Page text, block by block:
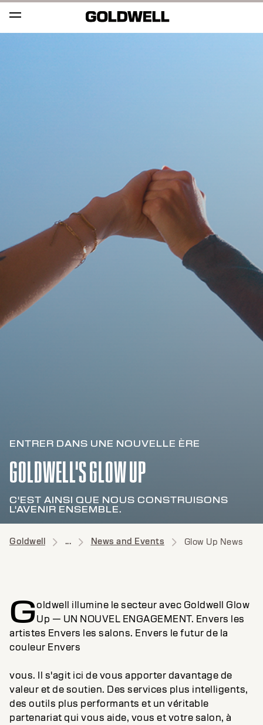
ENTRER DANS UNE NOUVELLE ÈRE
GOLDWELL'S GLOW UP
C'EST AINSI QUE NOUS CONSTRUISONS
L'AVENIR ENSEMBLE.
Goldwell ... News and Events Glow Up News
Goldwell illumine le secteur avec Goldwell Glow
Up — UN NOUVEL ENGAGEMENT. Envers les
artistes Envers les salons. Envers le futur de la
couleur Envers
vous. Il s'agit ici de vous apporter davantage de
valeur et de soutien. Des services plus intelligents,
des outils plus performants et un véritable
partenariat qui vous aide, vous et votre salon, à